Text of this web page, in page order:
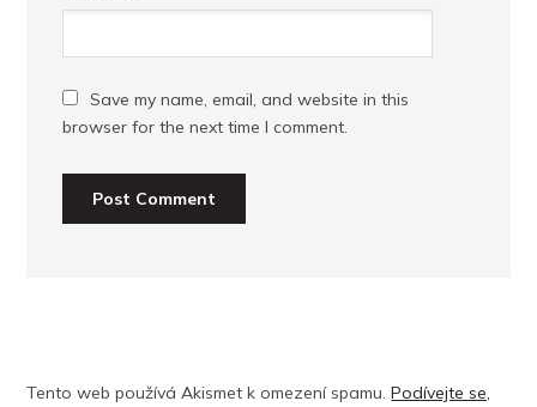
Save my name, email, and website in this
browser for the next time I comment.
Tento web používá Akismet k omezení spamu.Podívejte se,